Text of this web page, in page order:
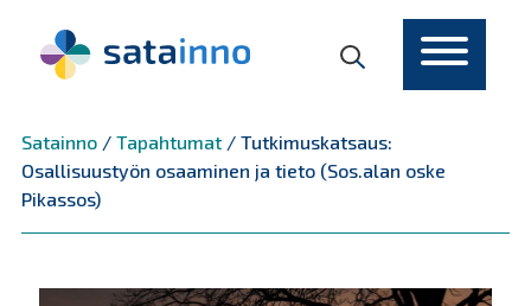
Satainno/ Tapahtumat/ Tutkimuskatsaus:
Osallisuustyön osaaminen ja tieto (Sos.alan oske
Pikassos)